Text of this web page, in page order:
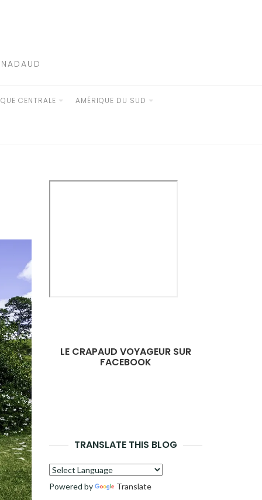
CENTRALE AMÉRIQUE DU SUD
LE CRAPAUD VOYAGEUR SUR
FACEBOOK
TRANSLATE THIS BLOG
Powered by Translate